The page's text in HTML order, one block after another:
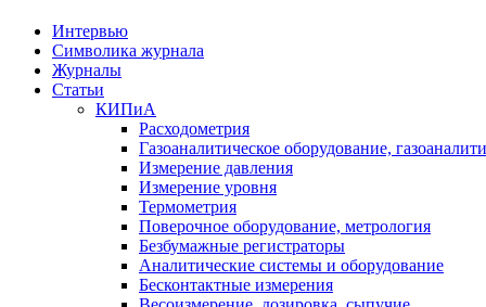
Интервью
Символика журнала
Журналы
Статьи
КИПиА
Расходометрия
Газоаналитическое оборудование,
Измерение давления
Измерение уровня
Термометрия
Поверочное оборудование, метрология
Безбумажные регистраторы
Аналитические системы и оборудование
Бесконтактные измерения